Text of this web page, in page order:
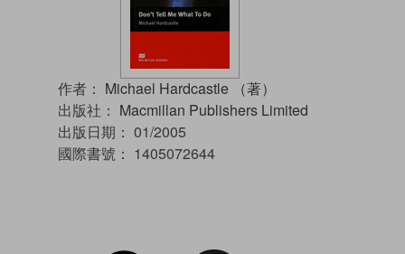
作者： Michael Hardcastle （著）
出版社： Macmillan Publishers Limited
出版日期： 01/2005
國際書號： 1405072644